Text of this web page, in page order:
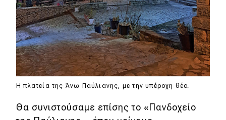
Η πλατεία της Άνω Παύλιανης, με την υπέροχη θέα.
Θα συνιστούσαμε επίσης το «Πανδοχείο